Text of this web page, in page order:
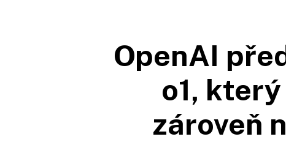
OpenAI
o1,
zároveň